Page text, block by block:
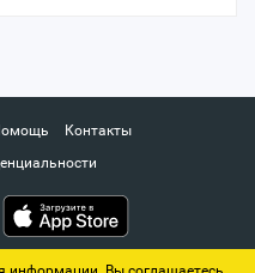
Контакты